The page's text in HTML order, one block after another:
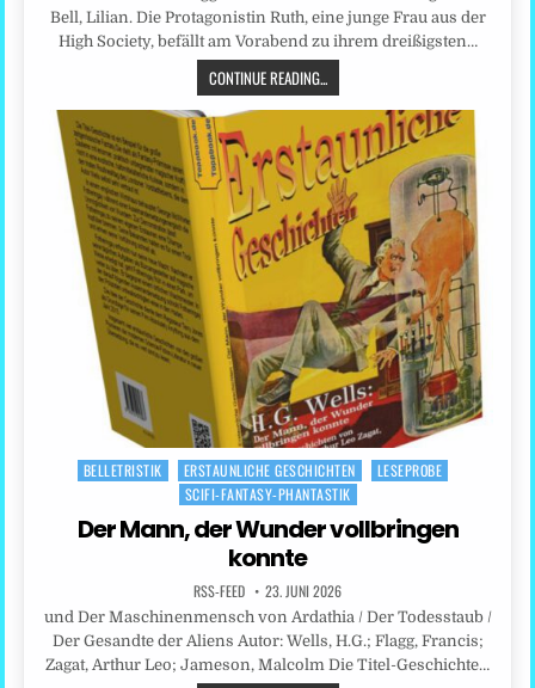
Bell, Lilian. Die Protagonistin Ruth, eine junge Frau aus der
High Society, befällt am Vorabend zu ihrem dreißigsten…
CONTINUE READING...
Posted
BELLETRISTIK ERSTAUNLICHE GESCHICHTEN
LESEPROBE
SCIFI-FANTASY-PHANTASTIK
Der Mann, der Wunder vollbringen
konnte
RSS-FEED 23. JUNI 2026
und Der Maschinenmensch von Ardathia / Der Todesstaub /
Der Gesandte der Aliens Autor: Wells, H.G.; Flagg, Francis;
Zagat, Arthur Leo; Jameson, Malcolm Die Titel-Geschichte…